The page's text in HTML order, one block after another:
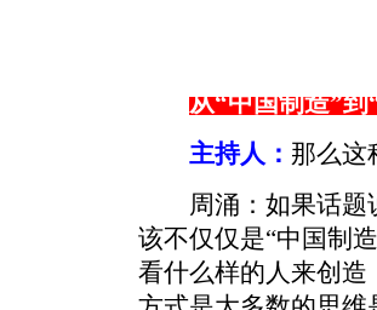
从“中国制造”
主持人： 那么这
周涌：如果话题说
该不仅仅是“中国制
看什么样的人来创